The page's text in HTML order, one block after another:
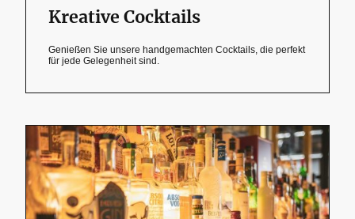
Kreative Cocktails
Genießen Sie unsere handgemachten Cocktails, die perfekt
für jede Gelegenheit sind.